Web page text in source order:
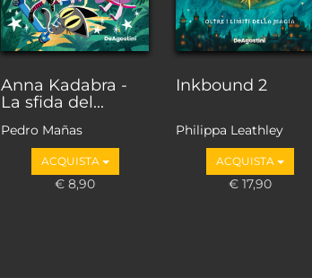
Anna Kadabra -
La sfida del...
Pedro Mañas
ACQUISTA
€ 8,90
Inkbound 2
Philippa Leathley
ACQUISTA
€ 17,90